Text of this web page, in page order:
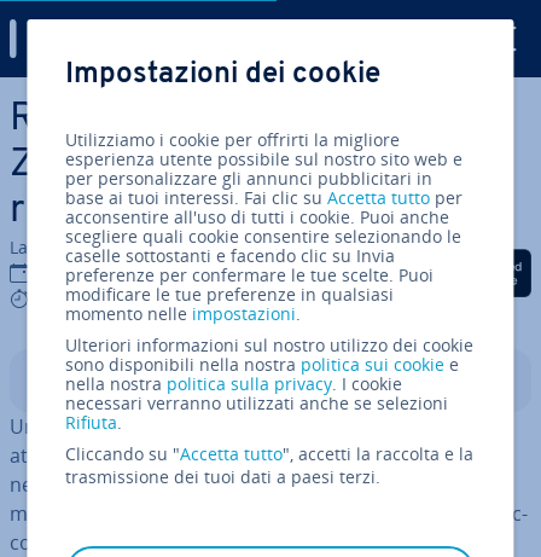
Vai al contenuto prin­ci­pa­le
Re­gi­stra­re una riunione
Zoom: come re­gi­stra­re le
riunioni con Zoom
La redazione di IONOS
18 dic 2025
5 mins
Condividi via Facebook
Condividi via Twitter
Condividi via
Indice
Una riunione Zoom può essere re­gi­stra­ta se l’host ha
attivato la re­gi­stra­zio­ne locale sul proprio di­spo­si­ti­vo o
nel cloud di Zoom. I par­te­ci­pan­ti vengono au­to­ma­ti­ca­
men­te informati all’inizio della re­gi­stra­zio­ne e devono ac­
con­sen­ti­re alla stessa.
Impostazioni dei cookie
Utilizziamo i cookie per offrirti la migliore
esperienza utente possibile sul nostro sito web e
per personalizzare gli annunci pubblicitari in
base ai tuoi interessi. Fai clic suAccetta tutto per
acconsentire all'uso di tutti i cookie. Puoi anche
scegliere quali cookie consentire selezionando le
caselle sottostanti e facendo clic su Invia
preferenze per confermare le tue scelte. Puoi
modificare le tue preferenze in qualsiasi
momento nelle impostazioni.
Ulteriori informazioni sul nostro utilizzo dei cookie
sono disponibili nella nostra politica sui cookie e
nella nostra politica sulla privacy. I cookie
necessari verranno utilizzati anche se selezioni
Rifiuta.
Cliccando su "Accetta tutto", accetti la raccolta e la
trasmissione dei tuoi dati a paesi terzi.